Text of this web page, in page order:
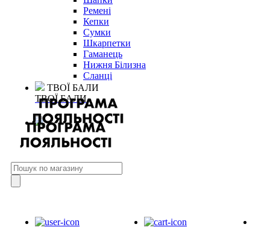
Ремені
Кепки
Сумки
Шкарпетки
Гаманець
Нижня Білизна
Сланці
ТВОЇ БАЛИ
ТВОЇ БАЛИ